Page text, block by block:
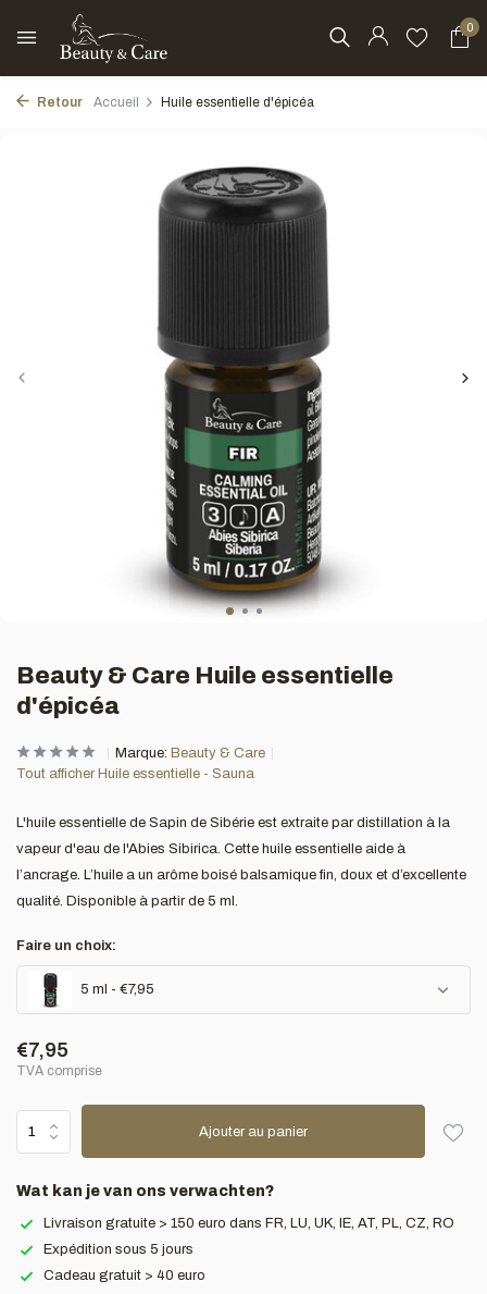
0
Retour Accueil Huile essentielle d'épicéa
Beauty & Care Huile essentielle
d'épicéa
Marque: Beauty & Care
Tout afficher Huile essentielle - Sauna
L'huile essentielle de Sapin de Sibérie est extraite par distillation à la
vapeur d'eau de l'Abies Sibirica. Cette huile essentielle aide à
l’ancrage. L’huile a un arôme boisé balsamique fin, doux et d’excellente
qualité. Disponible à partir de 5 ml.
Faire un choix:
5 ml - €7,95
€7,95
TVA comprise
Ajouter au panier
Wat kan je van ons verwachten?
Livraison gratuite > 150 euro dans FR, LU, UK, IE, AT, PL, CZ, RO
Expédition sous 5 jours
Cadeau gratuit > 40 euro